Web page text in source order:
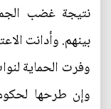
نتيجة غضب
بينهم. وأدانت
وفرت الحماية
وإن طرحها